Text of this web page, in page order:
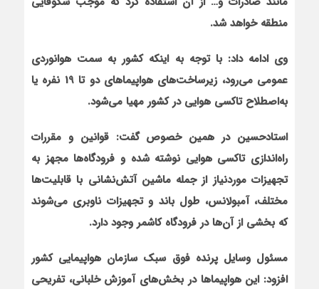
منطقه خواهد شد.
وی ادامه داد: با توجه به این‏که کشور به سمت هوانوردی
عمومی می‌رود، زیرساخت‌های هواپیماهای دو تا 19 نفره یا
به‌اصطلاح تاکسی هوایی در کشور مهیا می‌شود.
استادحسین در همین خصوص گفت: قوانین و مقررات
راه‌اندازی تاکسی هوایی نوشته شده و فرودگاه‌ها مجهز به
تجهیزات موردنیاز از جمله ماشین آتش‌نشانی با قابلیت‌ها
مختلف، آمبولانس، طول باند و تجهیزات ناوبری می‌شوند
که بخشی از آن‌ها در فرودگاه کاشمر وجود دارد.
مسئول وسایل پرنده فوق سبک سازمان هواپیمایی کشور
افزود: این هواپیماها در بخش‌های آموزش خلبانی، تفریحی